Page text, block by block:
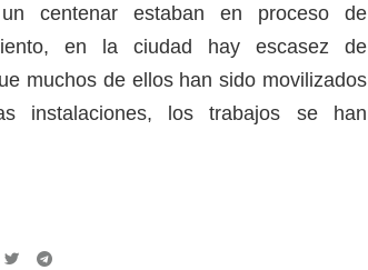
centenar estaban en proceso de
en la ciudad hay escasez de
muchos de ellos han sido movilizados
instalaciones, los trabajos se han